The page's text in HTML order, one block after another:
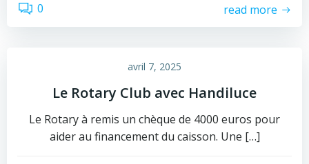
0 read more
avril 7, 2025
Le Rotary Club avec Handiluce
Le Rotary à remis un chèque de 4000 euros pour
aider au financement du caisson. Une […]